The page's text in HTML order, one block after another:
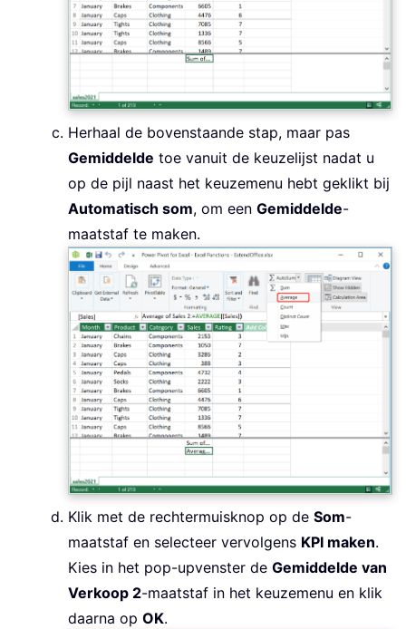
Herhaal de bovenstaande stap, maar pas
Gemiddelde toe vanuit de keuzelijst nadat u
op de pijl naast het keuzemenu hebt geklikt bij
Automatisch som, om een Gemiddelde-
maatstaf te maken.
Klik met de rechtermuisknop op de Som-
maatstaf en selecteer vervolgens KPI maken.
Kies in het pop-upvenster de Gemiddelde van
Verkoop 2-maatstaf in het keuzemenu en klik
daarna op OK.